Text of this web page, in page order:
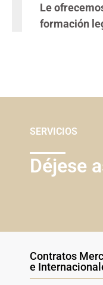
Le
formación
SERVICIOS
Déjese
Contratos
e